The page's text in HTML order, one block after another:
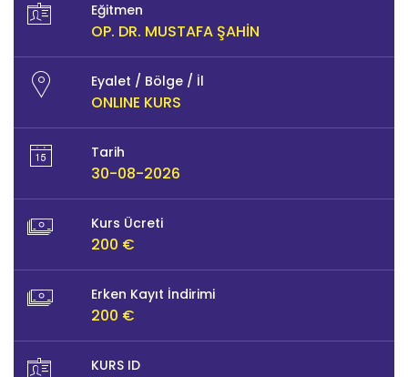
Eğitmen
OP. DR. MUSTAFA ŞAHIN
Eyalet / Bölge / İl
ONLINE KURS
Tarih
30-08-2026
Kurs Ücreti
200 €
Erken Kayıt İndirimi
200 €
KURS ID